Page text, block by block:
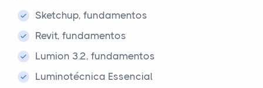
Sketchup, fundamentos
Revit, fundamentos
Lumion 3.2, fundamentos
Luminotécnica Essencial